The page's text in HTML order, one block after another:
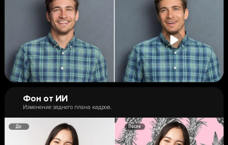
Фон от ИИ
Изменение заднего плана кадров.